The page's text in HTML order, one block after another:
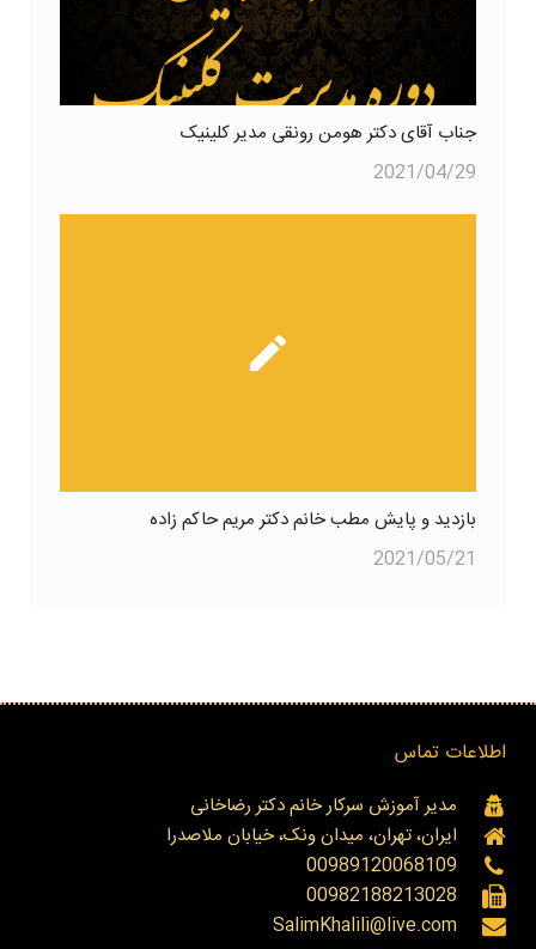
جناب آقای دکتر هومن رونقی مدیر کلینیک
2021/04/29
بازدید و پایش مطب خانم دکتر مریم حاکم زاده
2021/05/21
اطلاعات تماس
مدیر آموزش سرکار خانم دکتر رضاخانی
ایران، تهران، میدان ونک، خیابان ملاصدرا
00989120068109
00982188213028
SalimKhalili@live.com